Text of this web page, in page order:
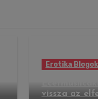
Erotika Blogok
vissza az